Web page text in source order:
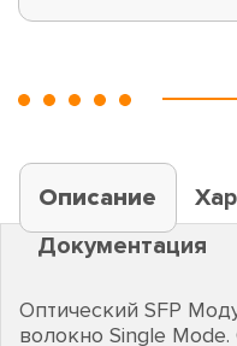
Описание
Документация
Оптический SFP
волокно Single